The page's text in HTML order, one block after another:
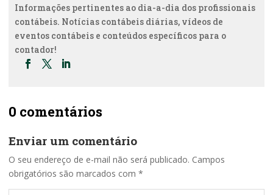
Informações pertinentes ao dia-a-dia dos profissionais
contábeis. Notícias contábeis diárias, vídeos de
eventos contábeis e conteúdos específicos para o
contador!
0 comentários
Enviar um comentário
O seu endereço de e-mail não será publicado. Campos
obrigatórios são marcados com *